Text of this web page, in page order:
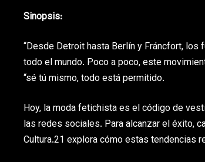
Sinopsis:
“Desde Detroit hasta Berlín y Fráncfort,
todo el mundo. Poco a poco, este
“sé tú mismo, todo está permitido.
Hoy, la moda fetichista es el código de
las redes sociales. Para alcanzar el éxito,
Cultura.21 explora cómo estas tendencias